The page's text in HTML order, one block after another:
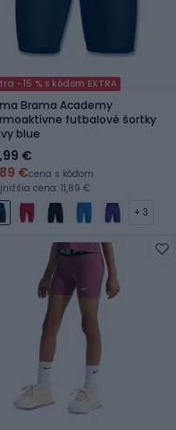
-15 % s kódom EXTRA
Brama Academy
futbalové šortky
blue
€
€cena s kódom
cena: 11,89 €
+ 3